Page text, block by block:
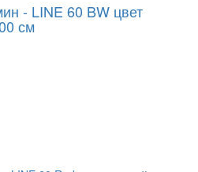
- LINE 60 BW цвет
см